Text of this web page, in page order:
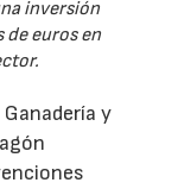
inversión
euros en
y